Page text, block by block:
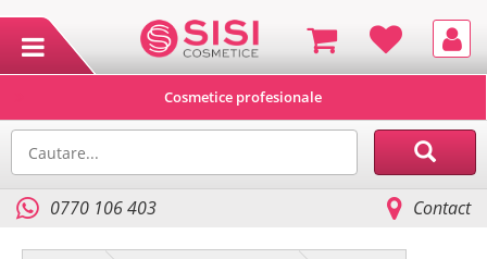
Cosmetice profesionale
0770 106 403 Contact